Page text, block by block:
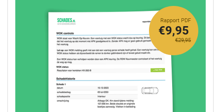
Rapport PDF
€29,95
€9,95